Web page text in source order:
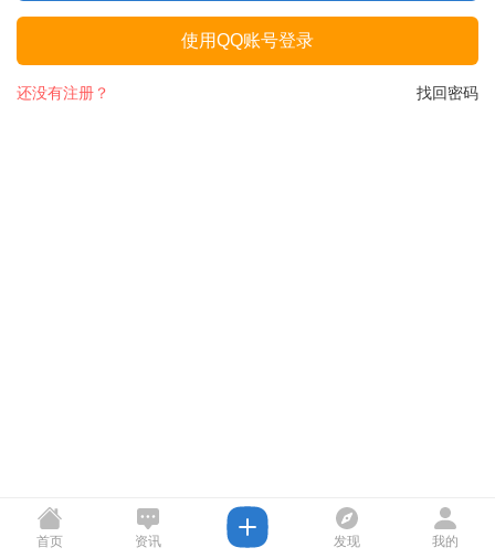
使用QQ账号登录
找回密码
还没有注册？
首页 资讯 发现 我的